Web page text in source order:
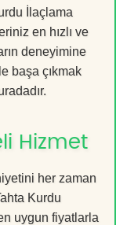
İlaçlama
en hızlı ve
deneyimine
başa çıkmak
Hizmet
her zaman
Kurdu
uygun fiyatlarla